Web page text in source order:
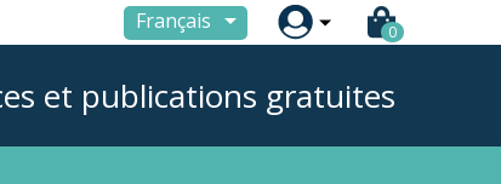
Français  0
et publications gratuites